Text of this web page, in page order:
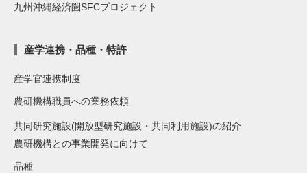
九州沖縄経済圏SFCプロジェクト
産学連携・品種・特許
産学官連携制度
農研機構職員への業務依頼
共同研究施設(開放型研究施設・共同利用施設)の紹介
農研機構との事業開発に向けて
品種